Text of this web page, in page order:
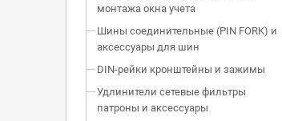
монтажа окна учета
Шины соединительные (PIN FORK) и
аксессуары для шин
DIN-рейки кронштейны и зажимы
Удлинители сетевые фильтры
патроны и аксессуары